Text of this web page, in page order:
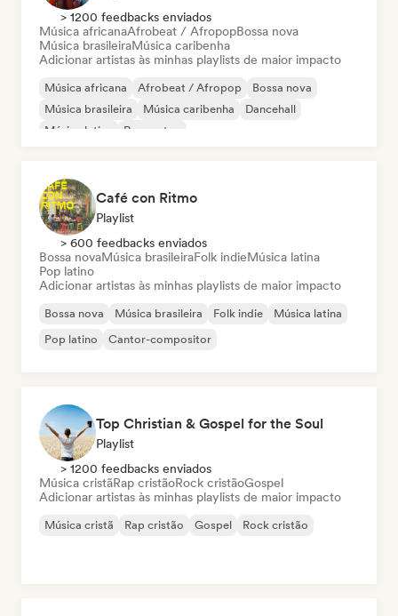
> 1200 feedbacks enviados
Música africanaAfrobeat / AfropopBossa nova
Música brasileiraMúsica caribenha
Adicionar artistas às minhas playlists de maior impacto
Música africana Afrobeat / Afropop
Bossa nova
Música brasileira
Música caribenha
Dancehall
Música latina
Reggaeton
Café con Ritmo
Playlist
> 600 feedbacks enviados
Bossa novaMúsica brasileiraFolk indieMúsica latina
Pop latino
Adicionar artistas às minhas playlists de maior impacto
Bossa nova Música brasileira Folk indie
Música latina
Pop latino
Cantor-compositor
Top Christian & Gospel for the Soul
Playlist
> 1200 feedbacks enviados
Música cristãRap cristãoRock cristãoGospel
Adicionar artistas às minhas playlists de maior impacto
Música cristã Rap cristão Gospel Rock cristão